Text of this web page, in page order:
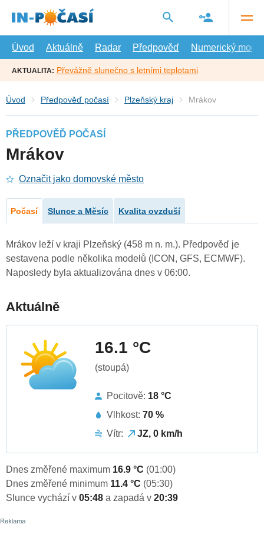
hlavní
Úvod
Aktuálně Radar Předpověď Numerický model
AKTUALITA: Převážně slunečno s letními teplotami
Úvod Předpověď počasí Plzeňský kraj Mrákov
PŘEDPOVĚĎ POČASÍ
Mrákov
Označit jako domovské město
Počasí Slunce a Měsíc Kvalita ovzduší
Mrákov leží v kraji Plzeňský (458 m n. m.). Předpověď je
sestavena podle několika modelů (ICON, GFS, ECMWF).
Naposledy byla aktualizována dnes v 06:00.
Aktuálně
16.1 °C
(stoupá)
Pocitově: 18 °C
Vlhkost: 70 %
Vítr:
JZ, 0 km/h
Dnes změřené maximum 16.9 °C (01:00)
Dnes změřené minimum 11.4 °C (05:30)
Slunce vychází v 05:48 a zapadá v 20:39